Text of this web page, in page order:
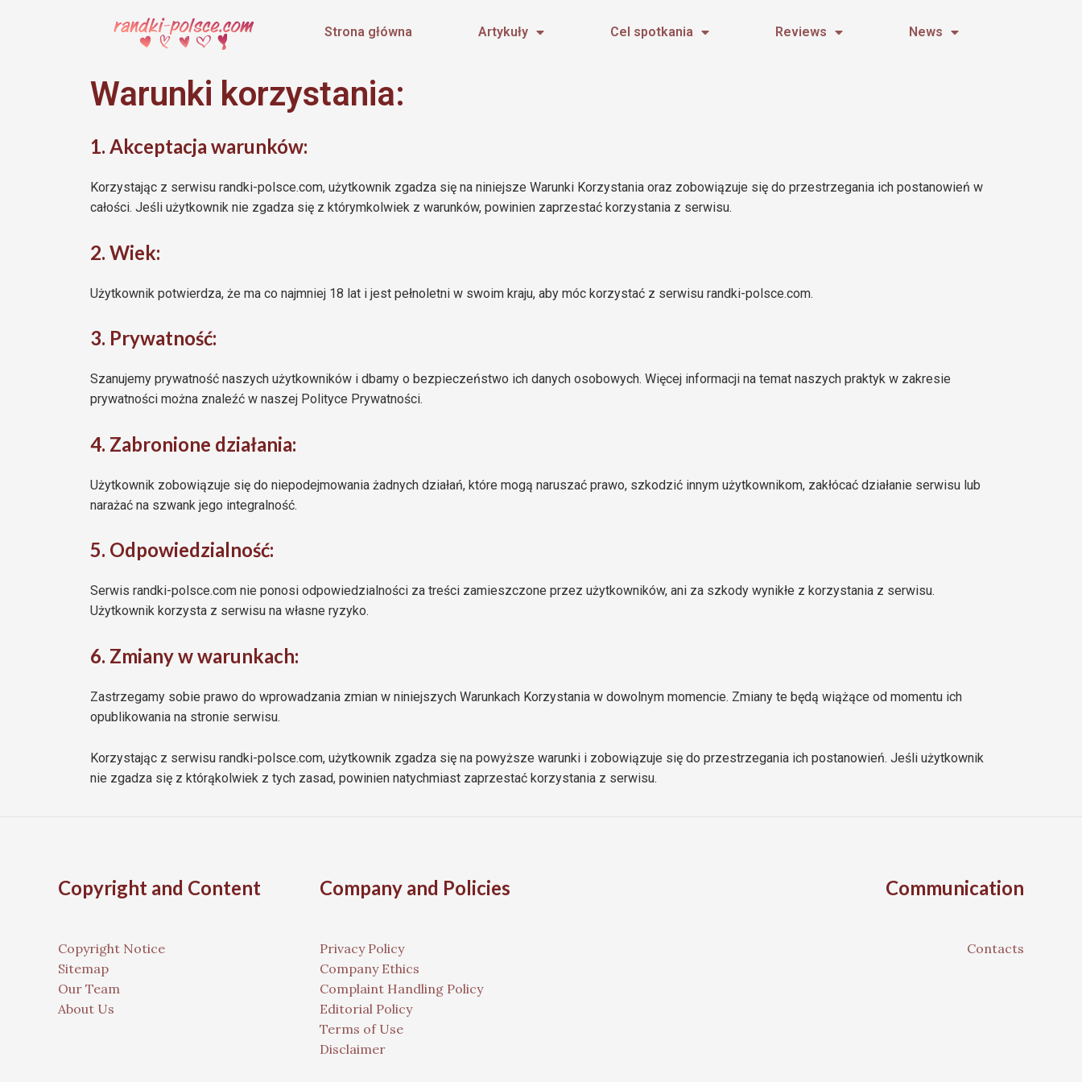
Strona główna Artykuły Cel spotkania Reviews News
Warunki korzystania:
1. Akceptacja warunków:
Korzystając z serwisu randki-polsce.com, użytkownik zgadza się na niniejsze Warunki Korzystania oraz zobowiązuje się do przestrzegania ich postanowień w
całości. Jeśli użytkownik nie zgadza się z którymkolwiek z warunków, powinien zaprzestać korzystania z serwisu.
2. Wiek:
Użytkownik potwierdza, że ma co najmniej 18 lat i jest pełnoletni w swoim kraju, aby móc korzystać z serwisu randki-polsce.com.
3. Prywatność:
Szanujemy prywatność naszych użytkowników i dbamy o bezpieczeństwo ich danych osobowych. Więcej informacji na temat naszych praktyk w zakresie
prywatności można znaleźć w naszej Polityce Prywatności.
4. Zabronione działania:
Użytkownik zobowiązuje się do niepodejmowania żadnych działań, które mogą naruszać prawo, szkodzić innym użytkownikom, zakłócać działanie serwisu lub
narażać na szwank jego integralność.
5. Odpowiedzialność:
Serwis randki-polsce.com nie ponosi odpowiedzialności za treści zamieszczone przez użytkowników, ani za szkody wynikłe z korzystania z serwisu.
Użytkownik korzysta z serwisu na własne ryzyko.
6. Zmiany w warunkach:
Zastrzegamy sobie prawo do wprowadzania zmian w niniejszych Warunkach Korzystania w dowolnym momencie. Zmiany te będą wiążące od momentu ich
opublikowania na stronie serwisu.
Korzystając z serwisu randki-polsce.com, użytkownik zgadza się na powyższe warunki i zobowiązuje się do przestrzegania ich postanowień. Jeśli użytkownik
nie zgadza się z którąkolwiek z tych zasad, powinien natychmiast zaprzestać korzystania z serwisu.
Copyright and Content
Copyright Notice
Sitemap
Our Team
About Us
Company and Policies
Privacy Policy
Company Ethics
Complaint Handling Policy
Editorial Policy
Terms of Use
Disclaimer
Communication
Contacts